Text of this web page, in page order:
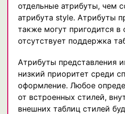
отдельные атрибуты, чем
атрибута style. Атрибуты
также могут пригодится в
отсутствует поддержка
Атрибуты представления
низкий приоритет среди
оформление. Любое
от встроенных стилей,
внешних таблиц стилей